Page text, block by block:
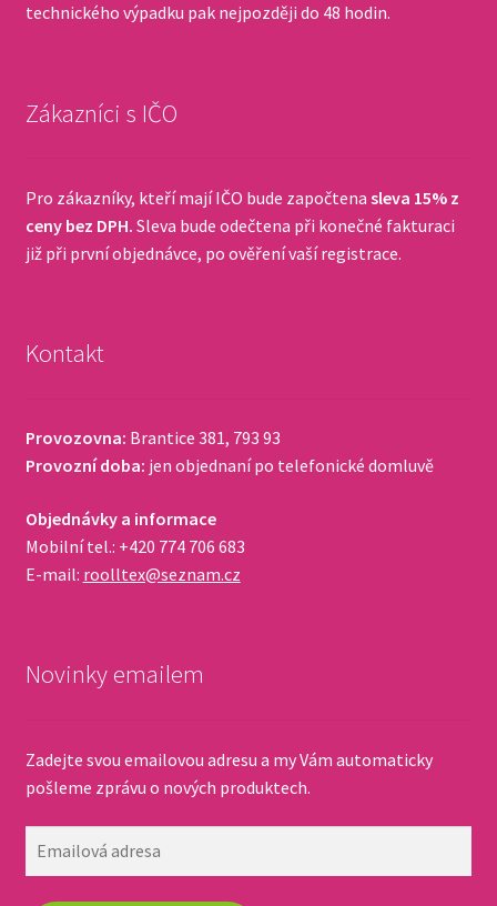
technického výpadku pak nejpozději do 48 hodin.
Zákazníci s IČO
Pro zákazníky, kteří mají IČO bude započtena sleva 15% z
ceny bez DPH. Sleva bude odečtena při konečné fakturaci
již při první objednávce, po ověření vaší registrace.
Kontakt
Provozovna: Brantice 381, 793 93
Provozní doba: jen objednaní po telefonické domluvě
Objednávky a informace
Mobilní tel.: +420 774 706 683
E-mail: roolltex@seznam.cz
Novinky emailem
Zadejte svou emailovou adresu a my Vám automaticky
pošleme zprávu o nových produktech.